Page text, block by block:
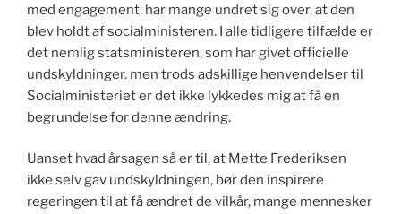
med engagement, har mange undret sig over, at den
blev holdt af socialministeren. I alle tidligere tilfælde er
det nemlig statsministeren, som har givet officielle
undskyldninger. men trods adskillige henvendelser til
Socialministeriet er det ikke lykkedes mig at få en
begrundelse for denne ændring.
Uanset hvad årsagen så er til, at Mette Frederiksen
ikke selv gav undskyldningen, bør den inspirere
regeringen til at få ændret de vilkår, mange mennesker